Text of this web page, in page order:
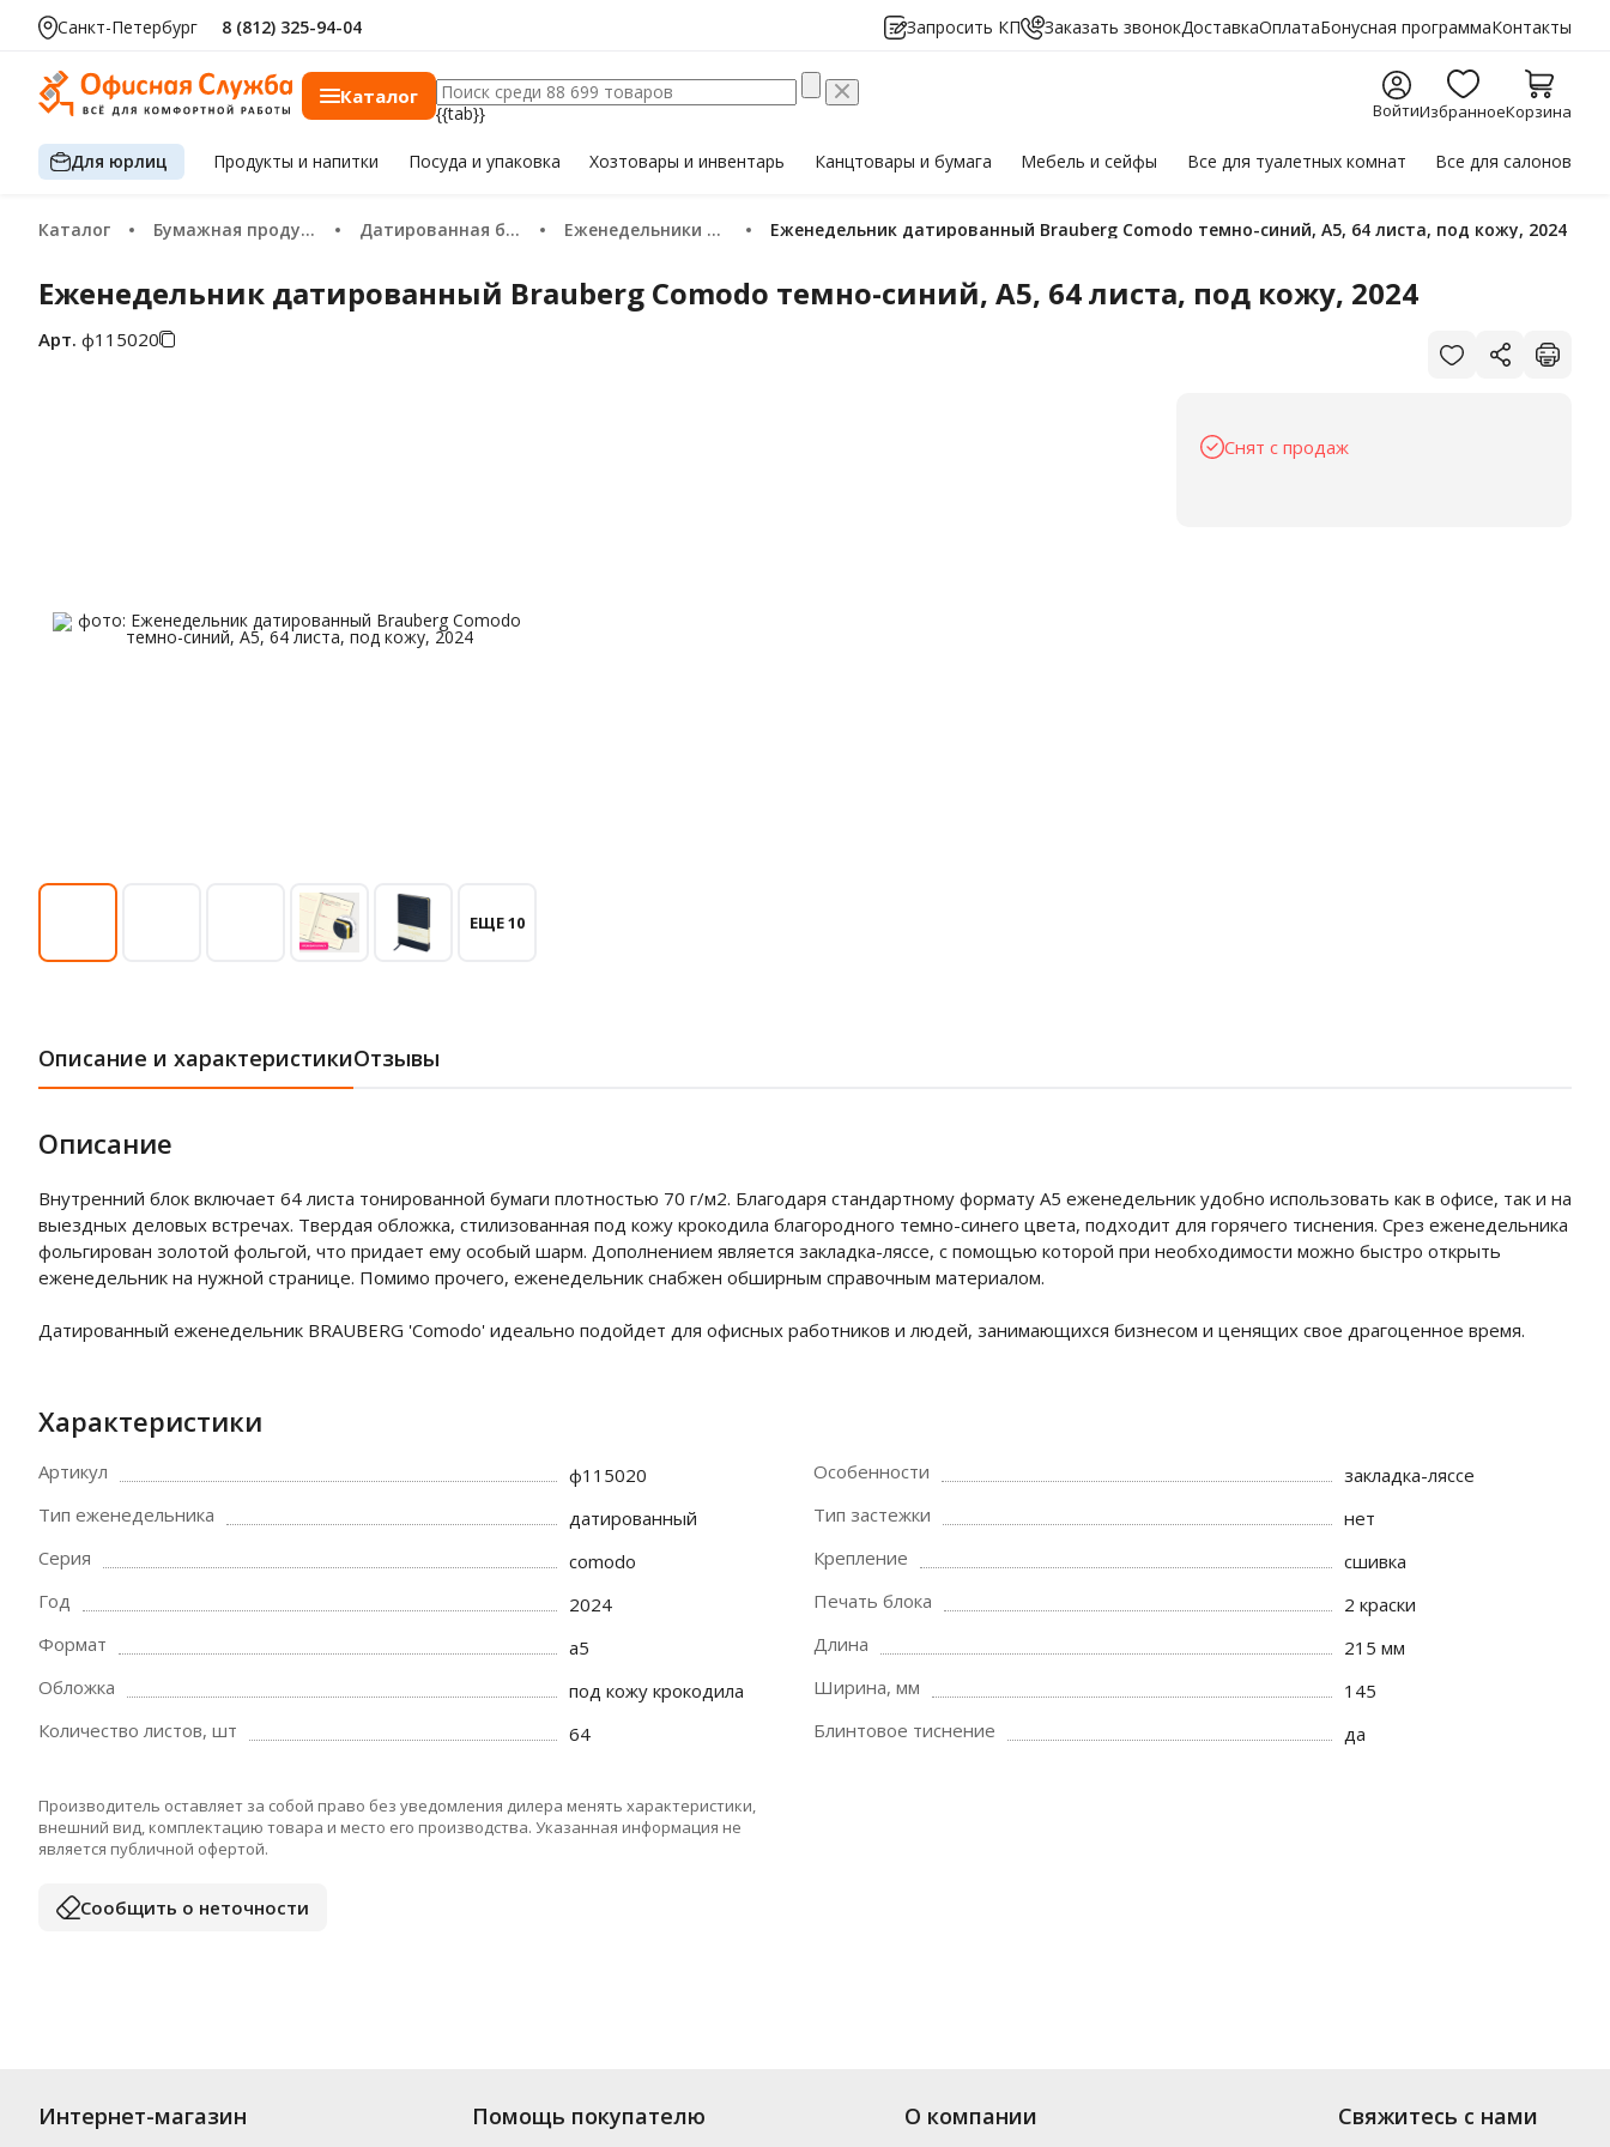
Санкт-Петербург 8 (812) 325-94-04 Запросить КП Заказать звонокДоставкаОплатаБонусная программаКонтакты
Каталог
{{tab}} ВойтиИзбранноеКорзина
Для юрлиц Продуктыи напитки Посуда и упаковка Хозтоварыи инвентарь Канцтовары и бумага Мебельи сейфы Все для туалетных комнат Все для салонов
Каталог Бумажная продукция Датированная бумажная продукция 2026 Еженедельники 2026 Еженедельник датированный Brauberg Comodo темно-синий, А5, 64 листа, под кожу, 2024
Еженедельник датированный Brauberg Comodo темно-синий, А5, 64 листа, под кожу, 2024
Арт. ф115020
ЕЩЕ 10
Снят с продаж
Описание и характеристикиОтзывы
Описание
Внутренний блок включает 64 листа тонированной бумаги плотностью 70 г/м2. Благодаря стандартному формату А5 еженедельник удобно использовать как в офисе, так и на
выездных деловых встречах. Твердая обложка, стилизованная под кожу крокодила благородного темно-синего цвета, подходит для горячего тиснения. Срез еженедельника
фольгирован золотой фольгой, что придает ему особый шарм. Дополнением является закладка-ляссе, с помощью которой при необходимости можно быстро открыть
еженедельник на нужной странице. Помимо прочего, еженедельник снабжен обширным справочным материалом.
Датированный еженедельник BRAUBERG 'Comodo' идеально подойдет для офисных работников и людей, занимающихся бизнесом и ценящих свое драгоценное время.
Характеристики
Артикул
ф115020
Тип еженедельника
датированный
Серия
comodo
Год
2024
Формат
a5
Обложка
под кожу крокодила
Количество листов, шт
64
Особенности
закладка-ляссе
Тип застежки
нет
Крепление
сшивка
Печать блока
2 краски
Длина
215 мм
Ширина, мм
145
Блинтовое тиснение
да
Производитель оставляет за собой право без уведомления дилера менять характеристики,
внешний вид, комплектацию товара и место его производства. Указанная информация не
является публичной офертой.
Сообщить о неточности
Интернет-магазин Помощь покупателю О компании Свяжитесь с нами